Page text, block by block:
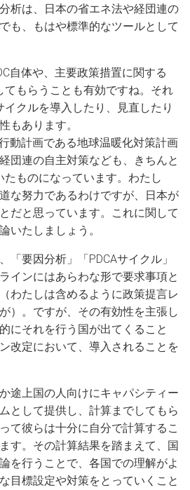
析は、日本の省エネ法や経団連の
も、もはや標準的なツールとして
自体や、主要政策措置に関する
てもらうことも有効ですね。それ
イクルを導入したり、見直したり
もあります。
動計画である地球温暖化対策計画
団連の自主対策なども、きちんと
たものになっています。わたし
な努力であるわけですが、日本が
だと思っています。これに関して
いたしましょう。
「要因分析」「PDCAサイクル」
インにはあらわな形で要求事項と
わたしは含めるように政策提言レ
）。ですが、その有効性を主張し
にそれを行う国が出てくること
改定において、導入されることを
途上国の人向けにキャパシティー
として提供し、計算までしてもら
て彼らは十分に自分で計算するこ
す。その計算結果を踏まえて、国
を行うことで、各国での理解がよ
目標設定や対策をとっていくこと